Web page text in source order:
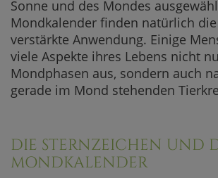
Sonne und des Mondes
Mondkalender finden natürlich
verstärkte Anwendung. Einige
viele Aspekte ihres Lebens nicht
Mondphasen aus, sondern auch
gerade im Mond stehenden
DIE STERNZEICHEN UND
MONDKALENDER